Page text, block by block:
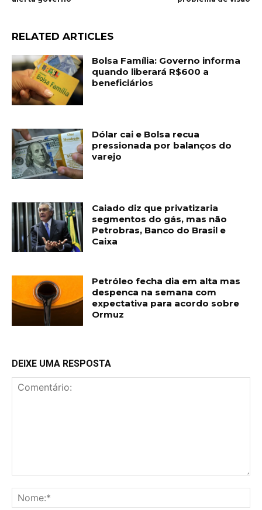
RELATED ARTICLES
Bolsa Família: Governo informa
quando liberará R$600 a
beneficiários
Dólar cai e Bolsa recua
pressionada por balanços do
varejo
Caiado diz que privatizaria
segmentos do gás, mas não
Petrobras, Banco do Brasil e
Caixa
Petróleo fecha dia em alta mas
despenca na semana com
expectativa para acordo sobre
Ormuz
DEIXE UMA RESPOSTA